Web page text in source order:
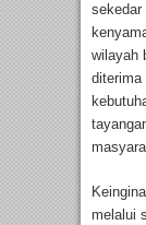
sekedar
wilayah
diterima
melalui